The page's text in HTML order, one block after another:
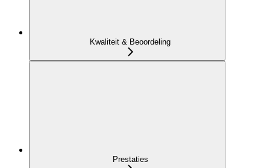
Kwaliteit & Beoordeling
Prestaties